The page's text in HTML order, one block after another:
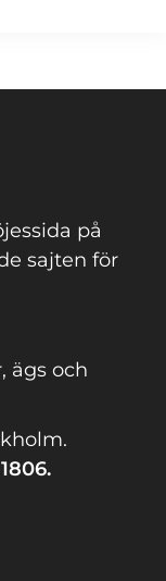
på
sajten för
ägs och